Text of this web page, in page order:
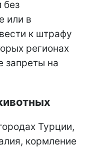
без
или в
к штрафу
регионах
запреты на
Турции,
кормление